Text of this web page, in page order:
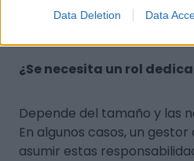
Data Deletion Data
Ser pequeño no implica que
DESASTRE.
¿Se necesita un rol
Depende del tamaño y las
En algunos casos, un
asumir estas